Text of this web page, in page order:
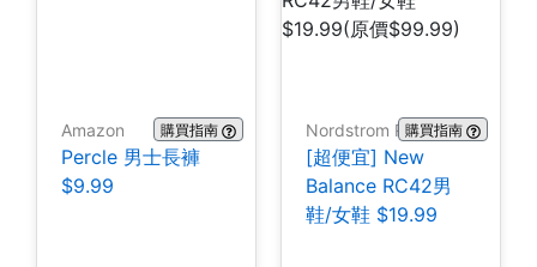
Amazon 購買指南
Percle 男士長褲
$9.99
Nordstrom Rack購買指南
[超便宜] New
Balance RC42男
鞋/女鞋 $19.99